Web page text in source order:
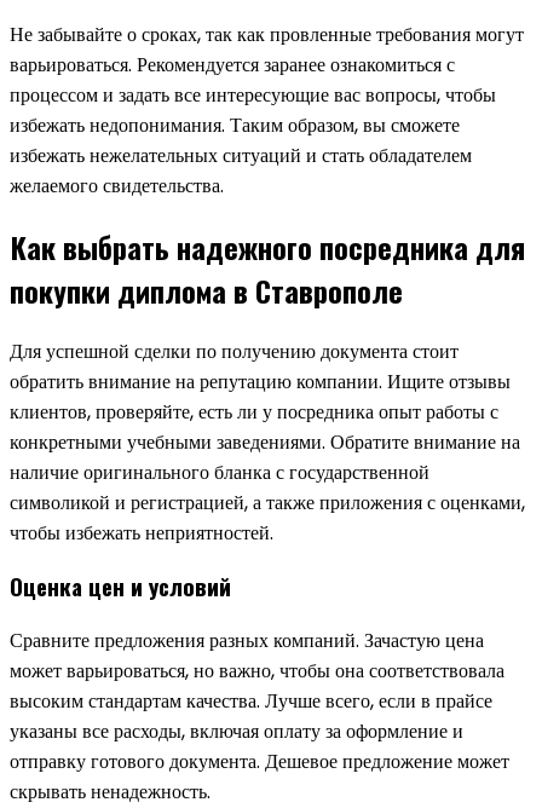
Не забывайте о сроках, так как провленные требования могут
варьироваться. Рекомендуется заранее ознакомиться с
процессом и задать все интересующие вас вопросы, чтобы
избежать недопонимания. Таким образом, вы сможете
избежать нежелательных ситуаций и стать обладателем
желаемого свидетельства.
Как выбрать надежного посредника для
покупки диплома в Ставрополе
Для успешной сделки по получению документа стоит
обратить внимание на репутацию компании. Ищите отзывы
клиентов, проверяйте, есть ли у посредника опыт работы с
конкретными учебными заведениями. Обратите внимание на
наличие оригинального бланка с государственной
символикой и регистрацией, а также приложения с оценками,
чтобы избежать неприятностей.
Оценка цен и условий
Сравните предложения разных компаний. Зачастую цена
может варьироваться, но важно, чтобы она соответствовала
высоким стандартам качества. Лучше всего, если в прайсе
указаны все расходы, включая оплату за оформление и
отправку готового документа. Дешевое предложение может
скрывать ненадежность.